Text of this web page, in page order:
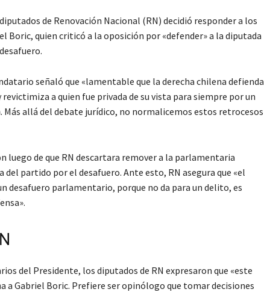
de Renovación Nacional (RN) decidió responder a los
Boric, quien criticó a la oposición por «defender» a la diputada
señaló que «lamentable que la derecha chilena defienda
a quien fue privada de su vista para siempre por un
Más allá del debate jurídico, no normalicemos estos retrocesos
luego de que RN descartara remover a la parlamentaria
del partido por el desafuero. Ante esto, RN asegura que «el
desafuero parlamentario, porque no da para un delito, es
del Presidente, los diputados de RN expresaron que «este
a Gabriel Boric. Prefiere ser opinólogo que tomar decisiones